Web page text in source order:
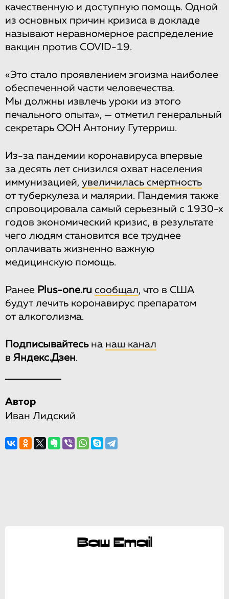
качественную и доступную помощь. Одной
из основных причин кризиса в докладе
называют неравномерное распределение
вакцин против COVID-19.
«Это стало проявлением эгоизма наиболее
обеспеченной части человечества.
Мы должны извлечь уроки из этого
печального опыта», — отметил генеральный
секретарь ООН Антониу Гутерриш.
Из-за пандемии коронавируса впервые
за десять лет снизился охват населения
иммунизацией, увеличилась смертность
от туберкулеза и малярии. Пандемия также
спровоцировала самый серьезный с 1930-х
годов экономический кризис, в результате
чего людям становится все труднее
оплачивать жизненно важную
медицинскую помощь.
Ранее Рlus-one.ru сообщал, что в США
будут лечить коронавирус препаратом
от алкоголизма.
Подписывайтесьна наш канал
в Яндекс.Дзен.
Автор
Иван Лидский
Ваш Email